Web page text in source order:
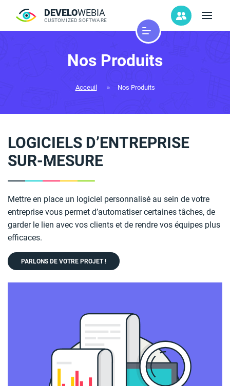
DEVELOWEBIA
CUSTOMIZED SOFTWARE
Nos Produits
Acceuil » Nos Produits
LOGICIELS D’ENTREPRISE
SUR-MESURE
Mettre en place un logiciel personnalisé au sein de votre
entreprise vous permet d’automatiser certaines tâches, de
garder le lien avec vos clients et de rendre vos équipes plus
efficaces.
PARLONS DE VOTRE PROJET !